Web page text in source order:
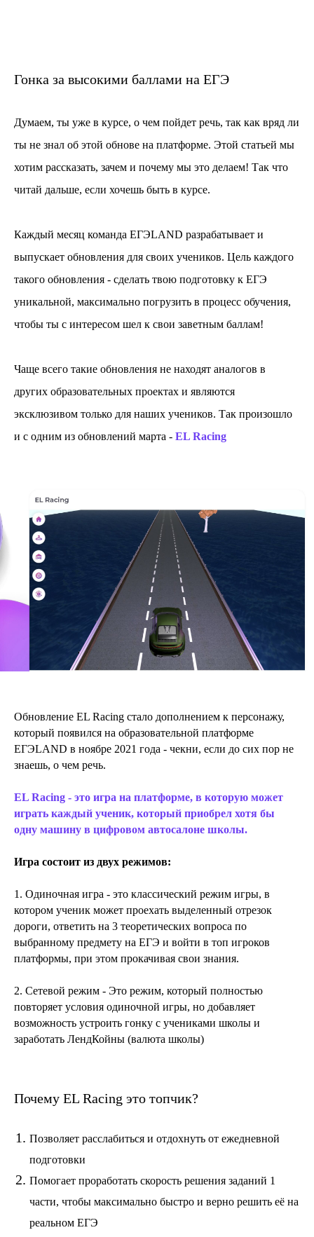
Гонка за высокими баллами на ЕГЭ
Думаем, ты уже в курсе, о чем пойдет речь, так как вряд ли
ты не знал об этой обнове на платформе. Этой статьей мы
хотим рассказать, зачем и почему мы это делаем! Так что
читай дальше, если хочешь быть в курсе.
Каждый месяц команда ЕГЭLAND разрабатывает и
выпускает обновления для своих учеников. Цель каждого
такого обновления - сделать твою подготовку к ЕГЭ
уникальной, максимально погрузить в процесс обучения,
чтобы ты с интересом шел к свои заветным баллам!
Чаще всего такие обновления не находят аналогов в
других образовательных проектах и являются
эксклюзивом только для наших учеников. Так произошло
и с одним из обновлений марта - EL Racing
Обновление EL Racing стало дополнением к персонажу,
который появился на образовательной платформе
ЕГЭLAND в ноябре 2021 года - чекни, если до сих пор не
знаешь, о чем речь.
EL Racing - это игра на платформе, в которую может
играть каждый ученик, который приобрел хотя бы
одну машину в цифровом автосалоне школы.
Игра состоит из двух режимов:
1. Одиночная игра - это классический режим игры, в
котором ученик может проехать выделенный отрезок
дороги, ответить на 3 теоретических вопроса по
выбранному предмету на ЕГЭ и войти в топ игроков
платформы, при этом прокачивая свои знания.
2. Сетевой режим - Это режим, который полностью
повторяет условия одиночной игры, но добавляет
возможность устроить гонку с учениками школы и
заработать ЛендКойны (валюта школы)
Почему EL Racing это топчик?
Позволяет расслабиться и отдохнуть от ежедневной
подготовки
Помогает проработать скорость решения заданий 1
части, чтобы максимально быстро и верно решить её на
реальном ЕГЭ